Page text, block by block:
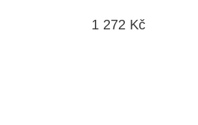
1 272 Kč